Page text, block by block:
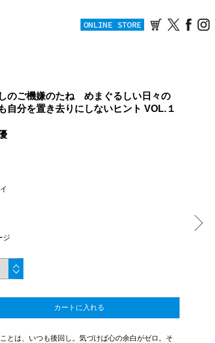
ONLINE STORE
のご機嫌のたね めまぐるしい日々の
自分を置き去りにしないヒント VOL.１
ジ
カートに入れる
とは、いつも後回し。気づけば心の余白がゼロ。そ